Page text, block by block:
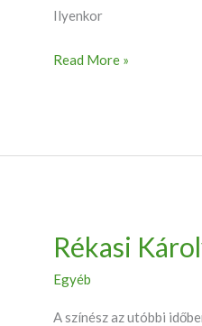
Ilyenkor
Read More »
Rékasi
Egyéb
A színész az utóbbi
Rékasi
a
kertészkedés